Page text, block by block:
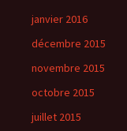
janvier 2016
décembre 2015
novembre 2015
octobre 2015
juillet 2015